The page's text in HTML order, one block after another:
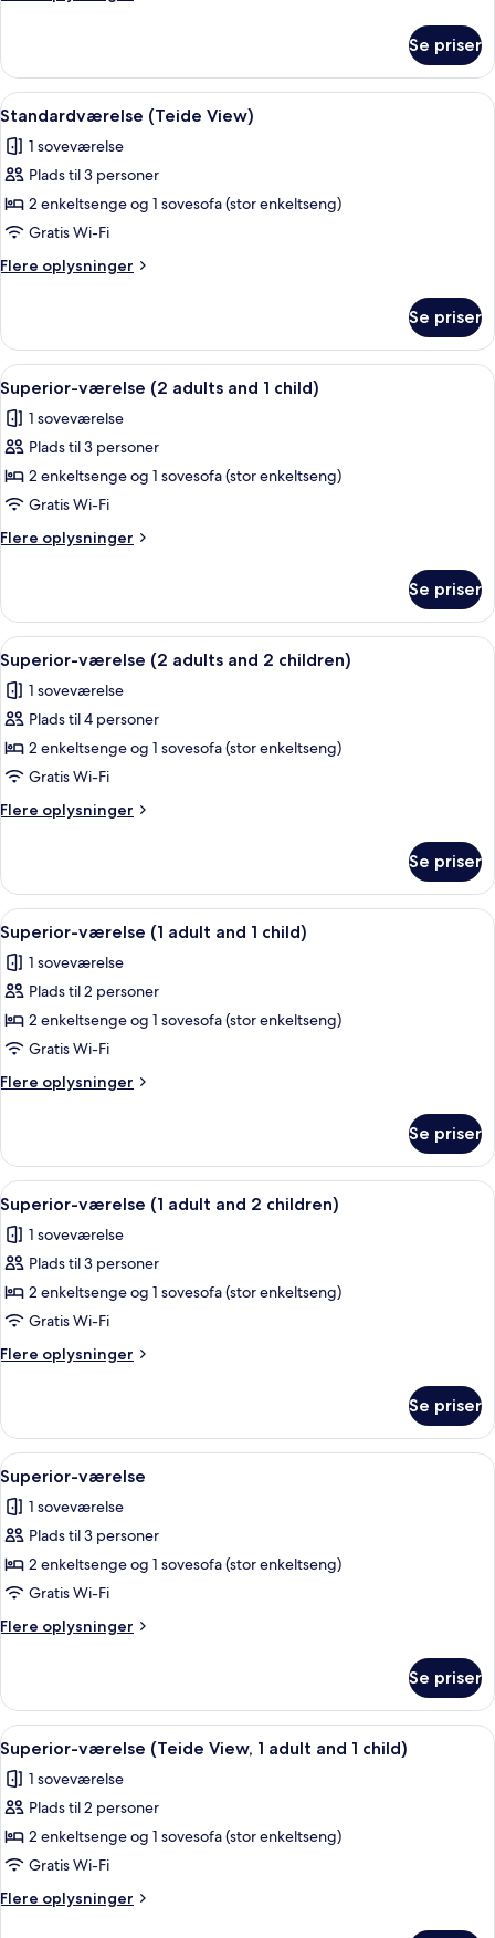
1
and
children)
(Teide
View,
1
and
2
Se priser
Indlæs
alle
billeder
af
Standardværelse
(Teide
View)
Et værelse med et træspisebord, lilla
4
Standardværelse (Teide View)
1 soveværelse
Plads til 3 personer
2 enkeltsenge og 1 sovesofa (stor enkeltseng)
Gratis Wi-Fi
Flere oplysninger
Flere
(Teide
View)
Se priser
Indlæs
alle
billeder
af
Superior-
værelse
(2
adults
1
child)
Et hotelværelse med to senge, hvidt
7
Superior-værelse (2 adults and 1 child)
1 soveværelse
Plads til 3 personer
2 enkeltsenge og 1 sovesofa (stor enkeltseng)
Gratis Wi-Fi
Flere oplysninger
Flere
værelse
(2
adults
and
child)
Se priser
Indlæs
alle
billeder
af
Superior-
værelse
(2
adults
2
children)
Et hotelværelse med to senge, hvidt
7
Superior-værelse (2 adults and 2 children)
1 soveværelse
Plads til 4 personer
2 enkeltsenge og 1 sovesofa (stor enkeltseng)
Gratis Wi-Fi
Flere oplysninger
Flere
værelse
(2
adults
and
2
children)
Se priser
Indlæs
alle
billeder
af
Superior-
værelse
(1
adult
1
child)
Et hotelværelse med to senge, hvidt
7
Superior-værelse (1 adult and 1 child)
1 soveværelse
Plads til 2 personer
2 enkeltsenge og 1 sovesofa (stor enkeltseng)
Gratis Wi-Fi
Flere oplysninger
Flere
værelse
(1
adult
and
child)
Se priser
Indlæs
alle
billeder
af
Superior-
værelse
(1
adult
2
children)
Et hotelværelse med to senge, hvidt
7
Superior-værelse (1 adult and 2 children)
1 soveværelse
Plads til 3 personer
2 enkeltsenge og 1 sovesofa (stor enkeltseng)
Gratis Wi-Fi
Flere oplysninger
Flere
værelse
(1
adult
and
2
children)
Se priser
Indlæs
alle
billeder
af
Superior-
værelse
Et hotelværelse med to senge, hvidt
7
Superior-værelse
1 soveværelse
Plads til 3 personer
2 enkeltsenge og 1 sovesofa (stor enkeltseng)
Gratis Wi-Fi
Flere oplysninger
Flere
værelse
Se priser
Indlæs
alle
billeder
af
Superior-
værelse
(Teide
View,
Et moderne hotelværelse med seng,
7
Superior-værelse (Teide View, 1 adult and 1 child)
1 soveværelse
Plads til 2 personer
2 enkeltsenge og 1 sovesofa (stor enkeltseng)
Gratis Wi-Fi
Flere oplysninger
Flere